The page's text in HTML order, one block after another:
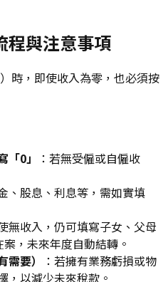
程與注意事項
時，即使收入為零，也必須按
0」
：若無受僱或自僱收
、股息、利息等，需如實填
無收入，仍可填寫子女、父母
，未來年度自動結轉。
要）
：若擁有業務虧損或物
，以減少未來稅款。